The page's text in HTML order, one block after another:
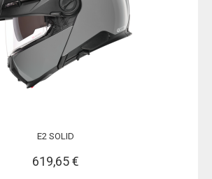
E2 SOLID
619,65 €